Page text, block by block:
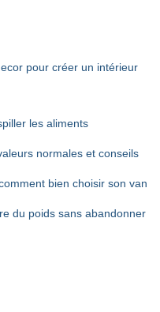
pour créer un intérieur
les aliments
normales et conseils
bien choisir son van
du poids sans abandonner